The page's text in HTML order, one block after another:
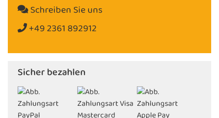
Schreiben Sie uns
+49 2361 892912
Sicher bezahlen